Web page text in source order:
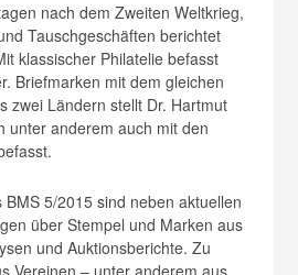
nach dem Zweiten Weltkrieg,
Tauschgeschäften berichtet
klassischer Philatelie befasst
Briefmarken mit dem gleichen
zwei Ländern stellt Dr. Hartmut
unter anderem auch mit den
5/2015 sind neben aktuellen
über Stempel und Marken aus
und Auktionsberichte. Zu